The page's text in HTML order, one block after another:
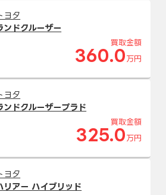
ヨタ
ンドクルーザー
買取金額
360.0 万円
ヨタ
ンドクルーザープラド
買取金額
325.0 万円
ヨタ
リアー ハイブリッド